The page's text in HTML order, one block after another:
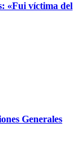
«Fui víctima del
Generales